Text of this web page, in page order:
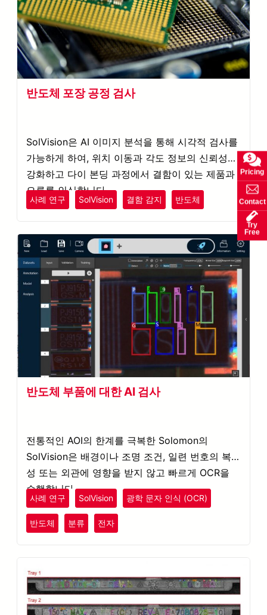
반도체 포장 공정 검사
SolVision은 AI 이미지 분석을 통해 시각적 검사를
가능하게 하여, 위치 이동과 각도 정보의 신뢰성을
강화하고 다이 본딩 과정에서 결함이 있는 제품과
오류를 인식합니다.
사례 연구 SolVision 결함 감지 반도체
반도체 부품에 대한 AI 검사
전통적인 AOI의 한계를 극복한 Solomon의
SolVision은 배경이나 조명 조건, 일련 번호의 복잡
성 또는 외관에 영향을 받지 않고 빠르게 OCR을
수행합니다.
사례 연구 SolVision 광학 문자 인식 (OCR)
반도체 분류 전자
Pricing
Contact
Try
Free